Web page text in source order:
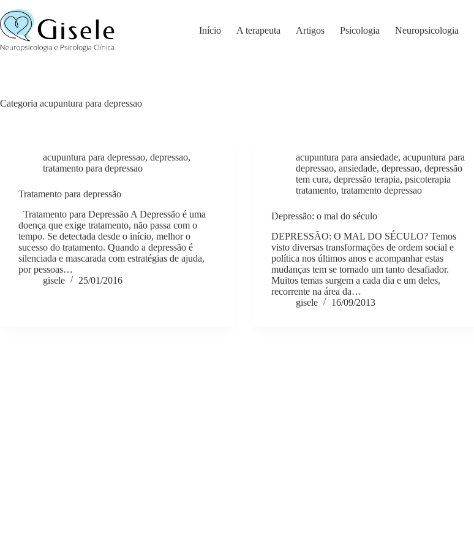
para
o
conteúdo
Início A terapeuta Artigos Psicologia Neuropsicologia
Categoria acupuntura para depressao
acupuntura para depressao, depressao,
tratamento para depressao
Tratamento para depressão
Tratamento para Depressão A Depressão é uma
doença que exige tratamento, não passa com o
tempo. Se detectada desde o início, melhor o
sucesso do tratamento. Quando a depressão é
silenciada e mascarada com estratégias de ajuda,
por pessoas…
gisele
25/01/2016
acupuntura para ansiedade,acupuntura para
depressao,ansiedade,depressao,depressão
tem cura,depressão terapia,psicoterapia
tratamento,tratamento depressao
Depressão: o mal do século
DEPRESSÃO: O MAL DO SÉCULO? Temos
visto diversas transformações de ordem social e
política nos últimos anos e acompanhar estas
mudanças tem se tornado um tanto desafiador.
Muitos temas surgem a cada dia e um deles,
recorrente na área da…
gisele
16/09/2013